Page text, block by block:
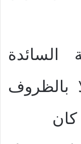
السائدة
بالظروف
كان